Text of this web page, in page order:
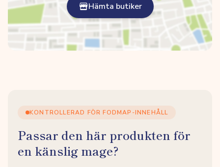
Hämta butiker
KONTROLLERAD FÖR FODMAP-INNEHÅLL
Passar den här produkten för
en känslig mage?